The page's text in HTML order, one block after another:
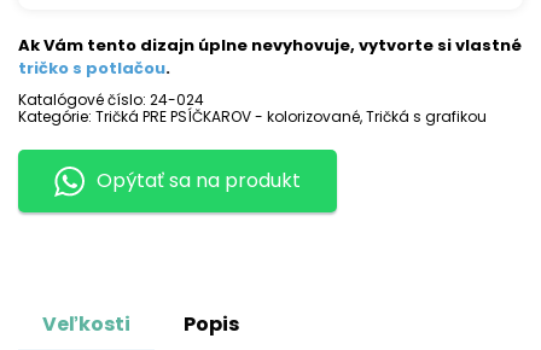
Ak Vám tento dizajn úplne nevyhovuje, vytvorte si vlastné
tričko s potlačou.
Katalógové číslo: 24-024
Kategórie: Tričká PRE PSÍČKAROV - kolorizované,Tričká s grafikou
Opýtať sa na produkt
Veľkosti Popis